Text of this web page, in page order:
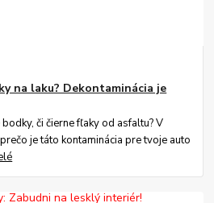
na laku? Dekontaminácia je
či čierne fľaky od asfaltu? V
je táto kontaminácia pre tvoje auto